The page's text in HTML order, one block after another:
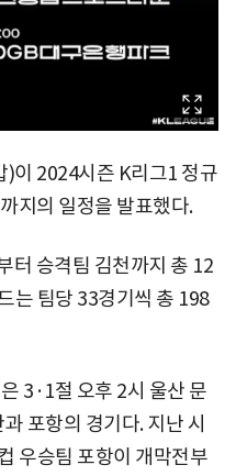
이 2024시즌 K리그1 정규
지의 일정을 발표했다.
터 승격팀 김천까지 총 12
는 팀당 33경기씩 총 198
3·1절 오후 2시 울산 문
포항의 경기다. 지난 시
우승팀 포항이 개막전부